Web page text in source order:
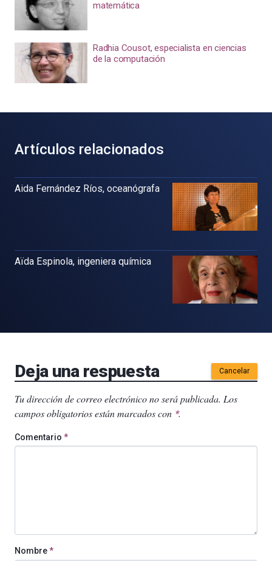
matemática
Radhia Cousot, especialista en ciencias
de la computación
Artículos relacionados
Aida Fernández Ríos, oceanógrafa
Aïda Espinola, ingeniera química
Deja una respuesta Cancelar
Tu dirección de correo electrónico no será publicada. Los
campos obligatorios están marcados con *.
Comentario *
Nombre*